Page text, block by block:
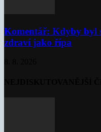
Komentář: Kdyby byl
zdraví jako řípa